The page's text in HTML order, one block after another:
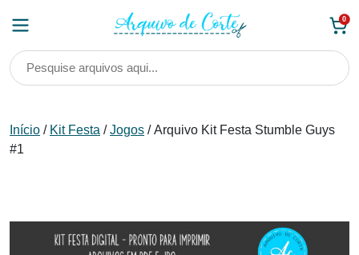
0
Início / Kit Festa /Jogos / Arquivo Kit Festa Stumble Guys
#1